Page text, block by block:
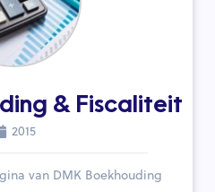
& Fiscaliteit
2015
van DMK Boekhouding